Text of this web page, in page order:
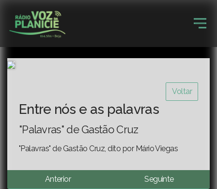
Voltar
Entre nós e as palavras
"Palavras" de Gastão Cruz
"Palavras" de Gastão Cruz, dito por Mário Viegas
Anterior Seguinte